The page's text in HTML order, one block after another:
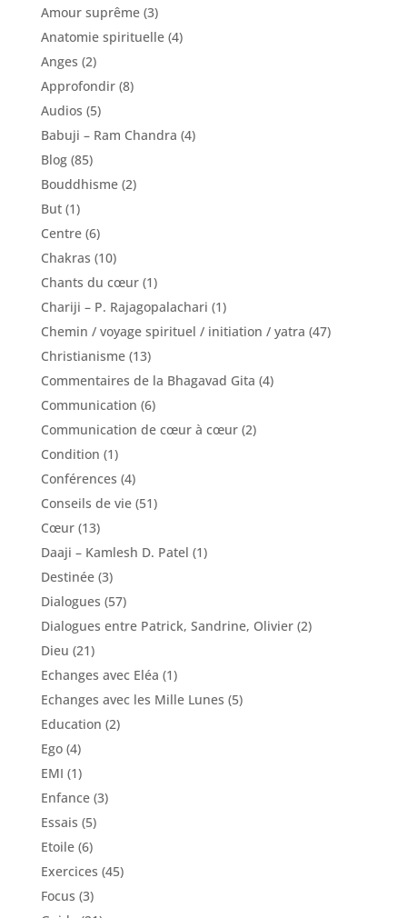
Amour suprême(3)
Anatomie spirituelle(4)
Anges (2)
Approfondir(8)
Audios (5)
Babuji – Ram Chandra (4)
Blog(85)
Bouddhisme(2)
But(1)
Centre(6)
Chakras (10)
Chants du cœur(1)
Chariji – P. Rajagopalachari (1)
Chemin / voyage spirituel / initiation / yatra (47)
Christianisme(13)
Commentaires de la Bhagavad Gita (4)
Communication (6)
Communication de cœur à cœur(2)
Condition (1)
Conférences (4)
Conseils de vie(51)
Cœur(13)
Daaji – Kamlesh D. Patel (1)
Destinée(3)
Dialogues (57)
Dialogues entre Patrick, Sandrine, Olivier(2)
Dieu (21)
Echanges avec Eléa (1)
Echanges avec les Mille Lunes (5)
Education (2)
Ego(4)
EMI (1)
Enfance(3)
Essais (5)
Etoile(6)
Exercices (45)
Focus (3)